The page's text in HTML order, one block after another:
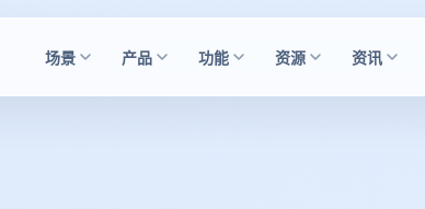
场景 产品 功能 资源 资讯